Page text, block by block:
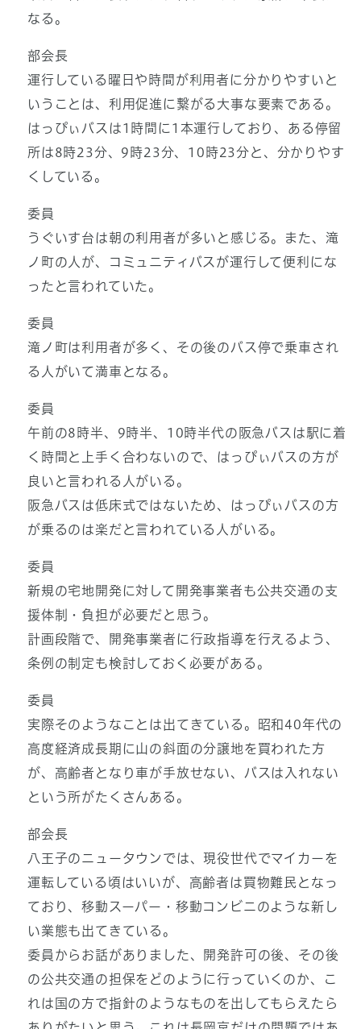
なる。
部会長
運行している曜日や時間が利用者に分かりやすいと
いうことは、利用促進に繋がる大事な要素である。
はっぴぃバスは1時間に1本運行しており、ある停留
所は8時23分、9時23分、10時23分と、分かりやす
くしている。
委員
うぐいす台は朝の利用者が多いと感じる。また、滝
ノ町の人が、コミュニティバスが運行して便利にな
ったと言われていた。
委員
滝ノ町は利用者が多く、その後のバス停で乗車され
る人がいて満車となる。
委員
午前の8時半、9時半、10時半代の阪急バスは駅に着
く時間と上手く合わないので、はっぴぃバスの方が
良いと言われる人がいる。
阪急バスは低床式ではないため、はっぴぃバスの方
が乗るのは楽だと言われている人がいる。
委員
新規の宅地開発に対して開発事業者も公共交通の支
援体制・負担が必要だと思う。
計画段階で、開発事業者に行政指導を行えるよう、
条例の制定も検討しておく必要がある。
委員
実際そのようなことは出てきている。昭和40年代の
高度経済成長期に山の斜面の分譲地を買われた方
が、高齢者となり車が手放せない、バスは入れない
という所がたくさんある。
部会長
八王子のニュータウンでは、現役世代でマイカーを
運転している頃はいいが、高齢者は買物難民となっ
ており、移動スーパー・移動コンビニのような新し
い業態も出てきている。
委員からお話がありました、開発許可の後、その後
の公共交通の担保をどのように行っていくのか、こ
れは国の方で指針のようなものを出してもらえたら